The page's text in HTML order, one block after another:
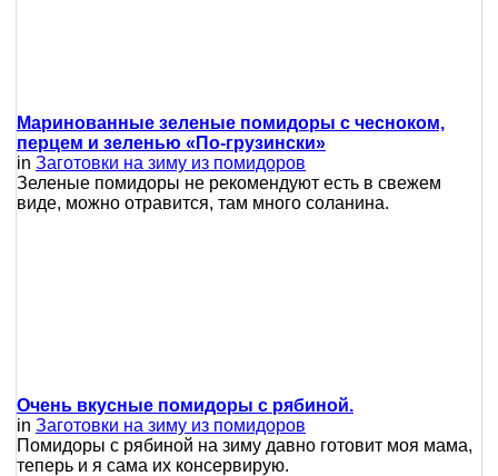
Маринованные зеленые помидоры с чесноком,
перцем и зеленью «По-грузински»
in Заготовки на зиму из помидоров
Зеленые помидоры не рекомендуют есть в свежем
виде, можно отравится, там много соланина.
Очень вкусные помидоры с рябиной.
in Заготовки на зиму из помидоров
Помидоры с рябиной на зиму давно готовит моя мама,
теперь и я сама их консервирую.